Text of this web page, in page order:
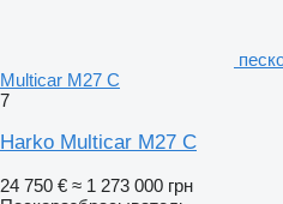
Multicar M27 C
7
Harko Multicar M27 C
24 750 € ≈ 1 273 000 грн